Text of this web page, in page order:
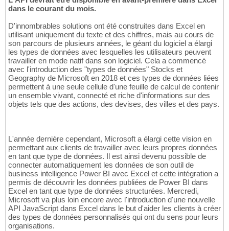
dans le courant du mois.
D'innombrables solutions ont été construites dans Excel en
utilisant uniquement du texte et des chiffres, mais au cours de
son parcours de plusieurs années, le géant du logiciel a élargi
les types de données avec lesquelles les utilisateurs peuvent
travailler en mode natif dans son logiciel. Cela a commencé
avec l'introduction des "types de données" Stocks et
Geography de Microsoft en 2018 et ces types de données liées
permettent à une seule cellule d'une feuille de calcul de contenir
un ensemble vivant, connecté et riche d'informations sur des
objets tels que des actions, des devises, des villes et des pays.
L'année dernière cependant, Microsoft a élargi cette vision en
permettant aux clients de travailler avec leurs propres données
en tant que type de données. Il est ainsi devenu possible de
connecter automatiquement les données de son outil de
business intelligence Power BI avec Excel et cette intégration a
permis de découvrir les données publiées de Power BI dans
Excel en tant que type de données structurées. Mercredi,
Microsoft va plus loin encore avec l'introduction d'une nouvelle
API JavaScript dans Excel dans le but d'aider les clients à créer
des types de données personnalisés qui ont du sens pour leurs
organisations.